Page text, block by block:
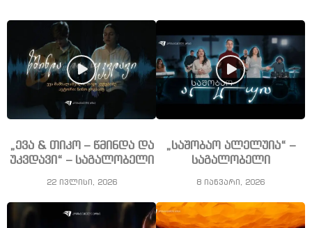
„ევა & თიკო – წმინდა და
უკვდავი“ – საგალობელი
22 ივლისი, 2026
„საშობაო ალელუია“ –
საგალობელი
8 იანვარი, 2026